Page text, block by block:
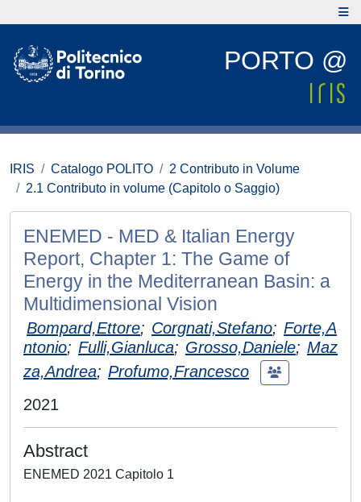
PORTO @
IRIS Catalogo POLITO
2 Contributo in Volume
2.1 Contributo in volume (Capitolo o Saggio)
ENEMED - MED & Italian Energy
Report, Chapter 1: The Game of
Energy in the Mediterranean Basin: a
Multidimensional Vision
Bompard,Ettore; Corgnati,Stefano; Forte,A
ntonio; Fulli,Gianluca; Grosso,Daniele; Maz
za,Andrea; Profumo,Francesco
2021
Abstract
ENEMED 2021 Capitolo 1